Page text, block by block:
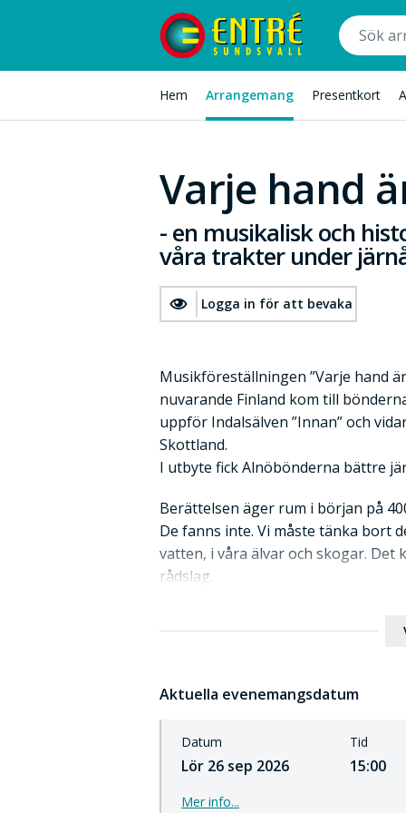
Hem Arrangemang Presentkort
Varje hand
- en musikalisk och
våra trakter under
Logga in för att bevaka
Musikföreställningen ”Varje hand
nuvarande Finland kom till
uppför Indalsälven ”Innan” och
Skottland.
I utbyte fick Alnöbönderna bättre
Berättelsen äger rum i början på
De fanns inte. Vi måste tänka bort
vatten, i våra älvar och skogar. Det
rådslag.
berättades då med hjälp av
av Tors Hammarkör samt några
önskemål om ytterligare
berättelsen.
Aktuella evenemangsdatum
Datum
Lör 26 sep 2026
Tid
15:00
Mer info...